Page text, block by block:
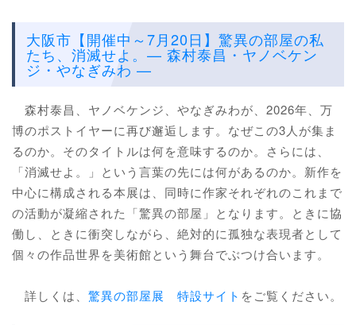
大阪市【開催中～7月20日】驚異の部屋の私
たち、消滅せよ。— 森村泰昌・ヤノベケン
ジ・やなぎみわ —
森村泰昌、ヤノベケンジ、やなぎみわが、2026年、万
博のポストイヤーに再び邂逅します。なぜこの3人が集ま
るのか。そのタイトルは何を意味するのか。さらには、
「消滅せよ。」という言葉の先には何があるのか。新作を
中心に構成される本展は、同時に作家それぞれのこれまで
の活動が凝縮された「驚異の部屋」となります。ときに協
働し、ときに衝突しながら、絶対的に孤独な表現者として
個々の作品世界を美術館という舞台でぶつけ合います。
詳しくは、 驚異の部屋展 特設サイト をご覧ください。